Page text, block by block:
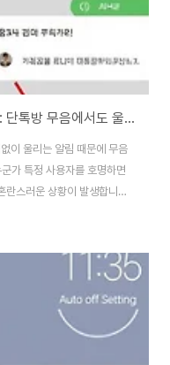
카카오톡 멘션 알림 끄기 완벽 가이드: 단톡방 무음에서도 울리는 멘션 알림 해결 방법
이 울리는 알림 때문에 무음
가 특정 사용자를 호명하면
스러운 상황이 발생합니다.
멘션 알림은 매우 당황스
방법들을 상세히 알아보겠
카카오톡의 멘션 기능은 단체
할 때 '@' 기호를 사용하여
활성화되면 채팅방을 무음으